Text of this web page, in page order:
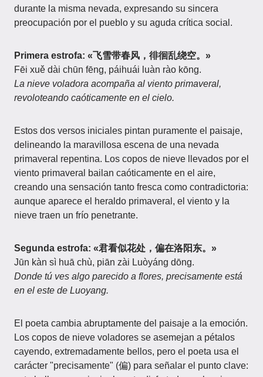
durante la misma nevada, expresando su sincera
preocupación por el pueblo y su aguda crítica social.
Primera estrofa: «飞雪带春风，徘徊乱绕空。»
Fēi xuě dài chūn fēng, páihuái luàn rào kōng.
La nieve voladora acompaña al viento primaveral,
revoloteando caóticamente en el cielo.
Estos dos versos iniciales pintan puramente el paisaje,
delineando la maravillosa escena de una nevada
primaveral repentina. Los copos de nieve llevados por el
viento primaveral bailan caóticamente en el aire,
creando una sensación tanto fresca como contradictoria:
aunque aparece el heraldo primaveral, el viento y la
nieve traen un frío penetrante.
Segunda estrofa: «君看似花处，偏在洛阳东。»
Jūn kàn sì huā chù, piān zài Luòyáng dōng.
Donde tú ves algo parecido a flores, precisamente está
en el este de Luoyang.
El poeta cambia abruptamente del paisaje a la emoción.
Los copos de nieve voladores se asemejan a pétalos
cayendo, extremadamente bellos, pero el poeta usa el
carácter "precisamente" (偏) para señalar el punto clave: